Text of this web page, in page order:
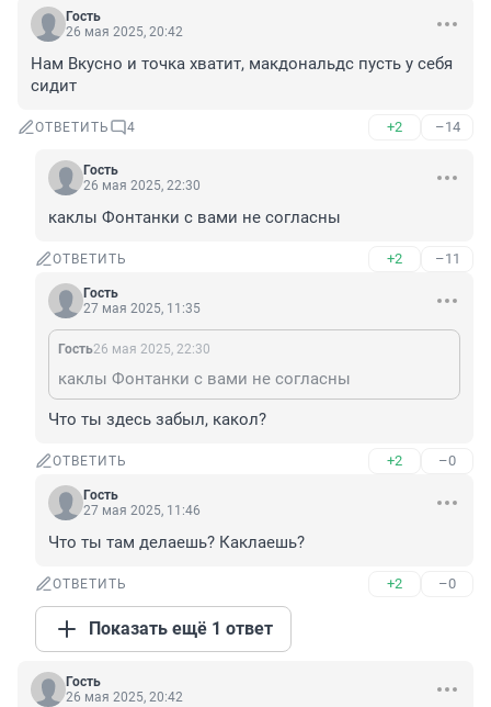
Гость
26 мая 2025, 20:42
Нам Вкусно и точка хватит, макдональдс пусть у себя
сидит
ОТВЕТИТЬ 4 +2 –14
Гость
26 мая 2025, 22:30
каклы Фонтанки с вами не согласны
ОТВЕТИТЬ +2 –11
Гость
27 мая 2025, 11:35
Гость26 мая 2025, 22:30
каклы Фонтанки с вами не согласны
Что ты здесь забыл, какол?
ОТВЕТИТЬ +2 –0
Гость
27 мая 2025, 11:46
Что ты там делаешь? Каклаешь?
ОТВЕТИТЬ +2 –0
Показать ещё 1 ответ
Гость
26 мая 2025, 20:42